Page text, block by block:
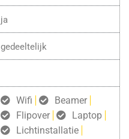
ja
gedeeltelijk
Wifi
Beamer
Flipover
Laptop
Lichtinstallatie